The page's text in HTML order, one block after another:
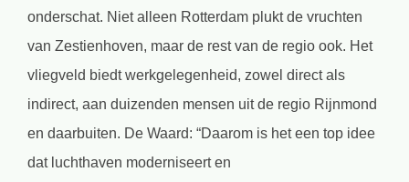
onderschat. Niet alleen Rotterdam plukt de vruchten
van Zestienhoven, maar de rest van de regio ook. Het
vliegveld biedt werkgelegenheid, zowel direct als
indirect, aan duizenden mensen uit de regio Rijnmond
en daarbuiten. De Waard: “Daarom is het een top idee
dat luchthaven moderniseert en